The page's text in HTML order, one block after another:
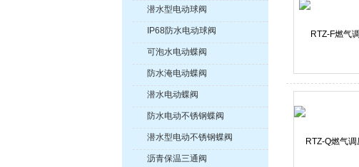
潜水型电动球阀
IP68防水电动球阀
可泡水电动蝶阀
防水淹电动蝶阀
潜水电动蝶阀
防水电动不锈钢蝶阀
潜水型电动不锈钢蝶阀
沥青保温三通阀